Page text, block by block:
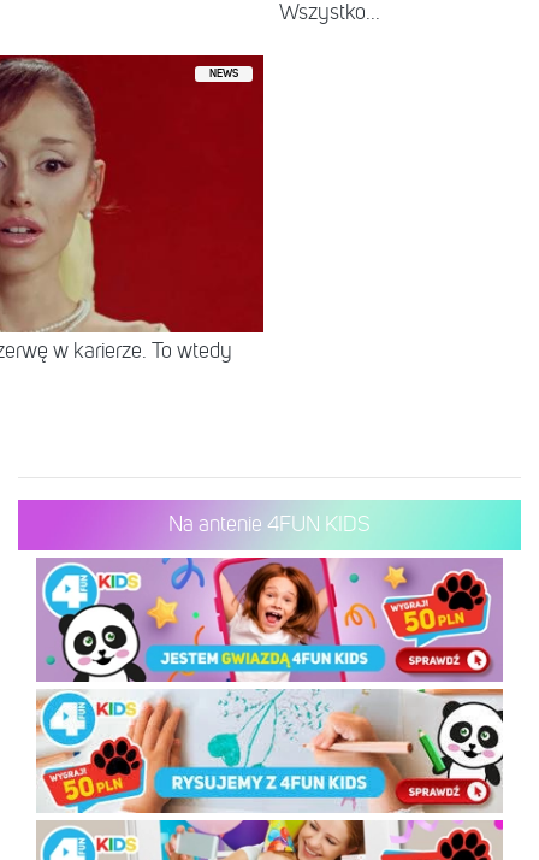
Wszystko...
NEWS
w karierze. To wtedy
Na antenie 4FUN KIDS